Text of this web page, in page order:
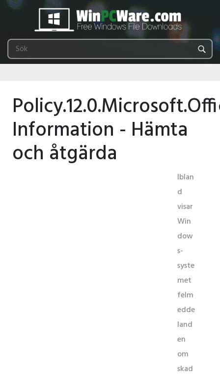
Information - Hämta
och åtgärda
Iblan
d
visar
Win
dow
s-
syste
met
felm
edde
land
en
om
skad